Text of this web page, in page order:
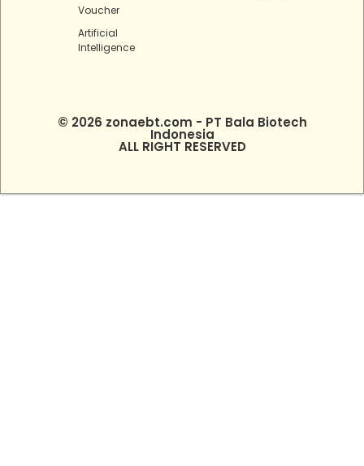
Voucher
Artificial
Intelligence
© 2026 zonaebt.com - PT Bala Biotech
Indonesia
ALL RIGHT RESERVED